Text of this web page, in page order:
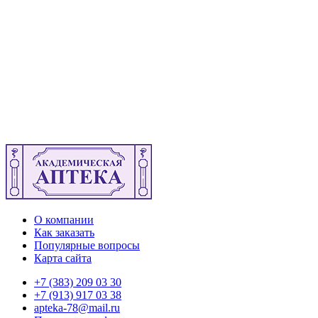
О компании
Как заказать
Популярные вопросы
Карта сайта
+7 (383) 209 03 30
+7 (913) 917 03 38
apteka-78@mail.ru